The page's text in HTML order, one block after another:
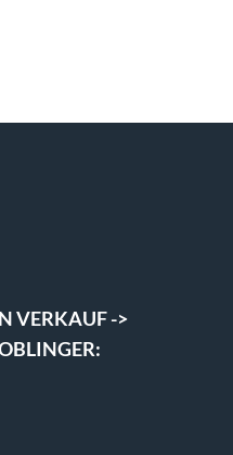
VERKAUF ->